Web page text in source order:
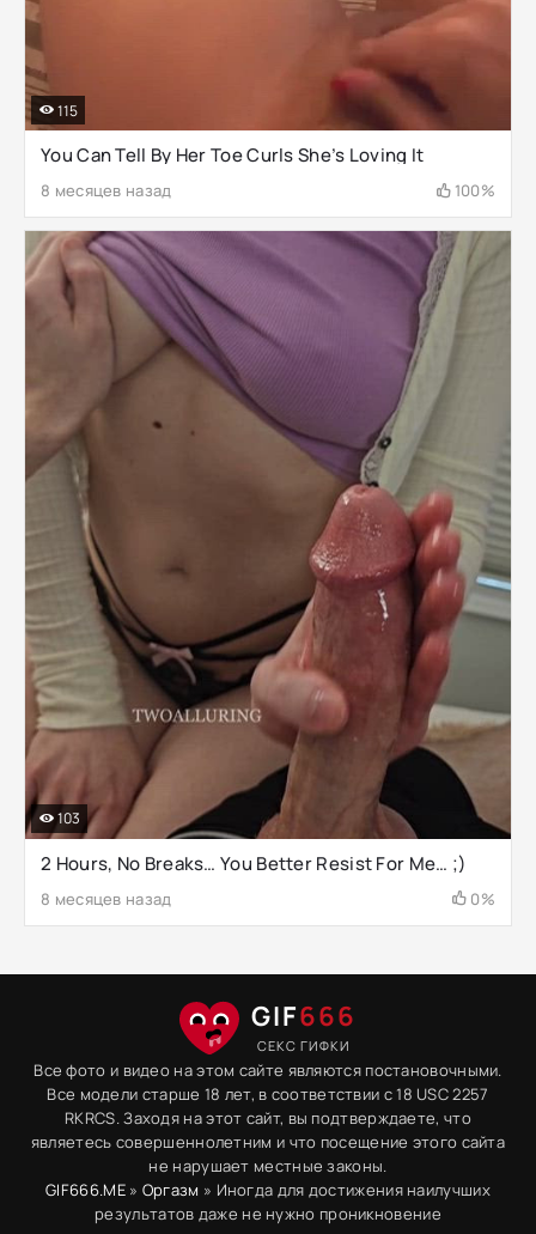
You Can Tell By Her Toe Curls She’s Loving It
8 месяцев назад 100%
115
2 Hours, No Breaks… You Better Resist For Me… ;)
8 месяцев назад 0%
103
GIF666
СЕКС ГИФКИ
Все фото и видео на этом сайте являются постановочными.
Все модели старше 18 лет, в соответствии с 18 USC 2257
RKRCS. Заходя на этот сайт, вы подтверждаете, что
являетесь совершеннолетним и что посещение этого сайта
не нарушает местные законы.
GIF666.ME» Оргазм » Иногда для достижения наилучших
результатов даже не нужно проникновение